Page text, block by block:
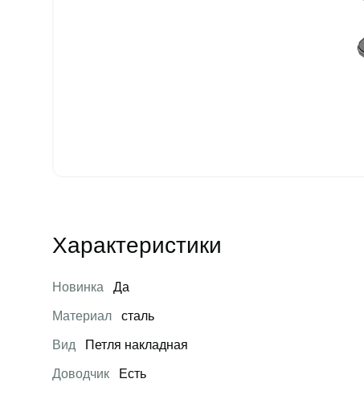
Характеристики
Новинка Да
Материал сталь
Вид Петля накладная
Доводчик Есть